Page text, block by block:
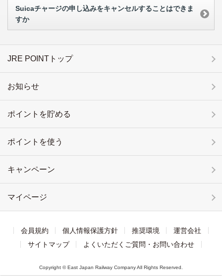
Suicaチャージの申し込みをキャンセルすることはできま
すか
JRE POINTトップ
お知らせ
ポイントを貯める
ポイントを使う
キャンペーン
マイページ
会員規約 個人情報保護方針 推奨環境
運営会社
サイトマップ
よくいただくご質問・お問い合わせ
Copyright © East Japan Railway Company All Rights Reserved.